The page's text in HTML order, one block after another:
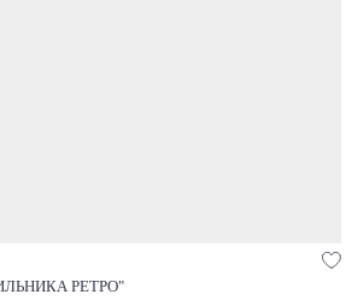
РЕТРО"